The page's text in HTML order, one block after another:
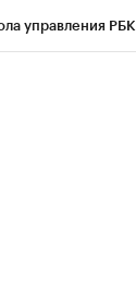
управления РБК